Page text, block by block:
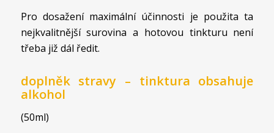
Pro dosažení maximální účinnosti je použita ta
nejkvalitnější surovina a hotovou tinkturu není
třeba již dál ředit.
doplněk stravy – tinktura obsahuje
alkohol
(50ml)